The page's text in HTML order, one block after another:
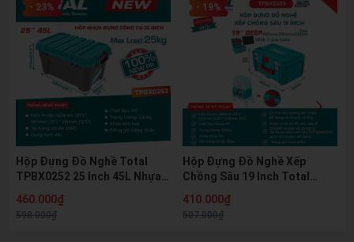
- 23%
Hộp Đựng Đồ Nghề Total
TPBX0252 25 Inch 45L Nhựa
25Kg
460.000₫
598.000₫
- 19%
Hộp Đựng Đồ Nghề Xếp
Chồng Sâu 19 Inch Total
Box)
410.000₫
507.000₫